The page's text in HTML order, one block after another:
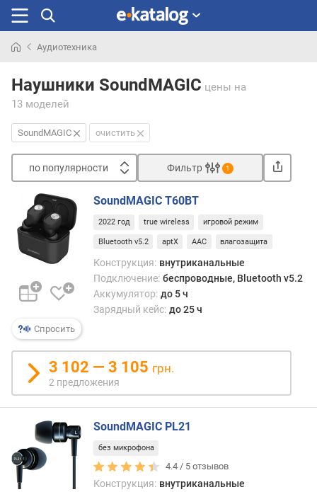
раньше
Аудиотехника
Наушники SoundMAGIC цены на
13 моделей
SoundMAGIC очистить
по популярности
п
о
п
о
у
л
р
н
с
о
т
д
Фильтр 1
Спросить
SoundMAGIC T60BT
2022 год true wireless игровой режим
Bluetooth v5.2 aptX AAC влагозащита
Конструкция: внутриканальные
Подключение: беспроводные, Bluetooth v5.2
Аккумулятор: до 5 ч
Зарядный кейс: до 25 ч
3 102 — 3 105 грн.
2 предложения
SoundMAGIC PL21
без микрофона
4.4 / 5 отзывов
Конструкция: внутриканальные